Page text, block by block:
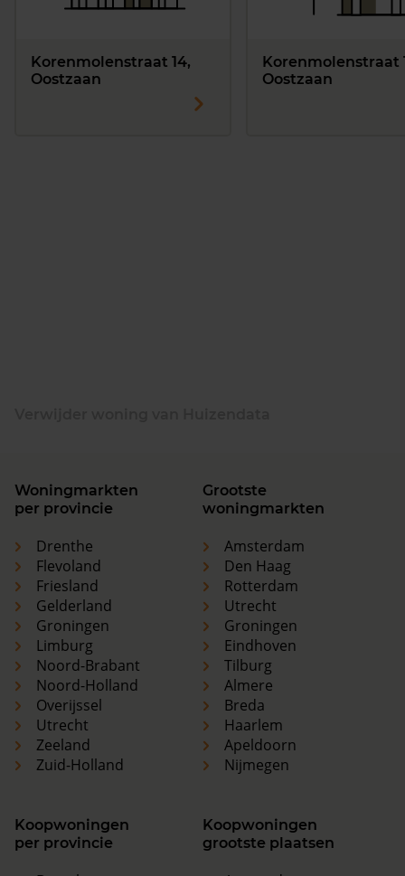
Korenmolenstraat 14,
Oostzaan
Korenmolenstraat
Oostzaan
Woningmarkten
per provincie
Drenthe
Flevoland
Friesland
Gelderland
Groningen
Limburg
Noord-Brabant
Noord-Holland
Overijssel
Utrecht
Zeeland
Zuid-Holland
Grootste
woningmarkten
Amsterdam
Den Haag
Rotterdam
Utrecht
Groningen
Eindhoven
Tilburg
Almere
Breda
Haarlem
Apeldoorn
Nijmegen
Koopwoningen
per provincie
Koopwoningen
grootste plaatsen